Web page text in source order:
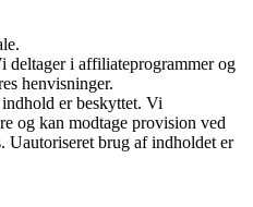
i affiliateprogrammer og
henvisninger.
er beskyttet. Vi
og kan modtage provision ved
Uautoriseret brug af indholdet er